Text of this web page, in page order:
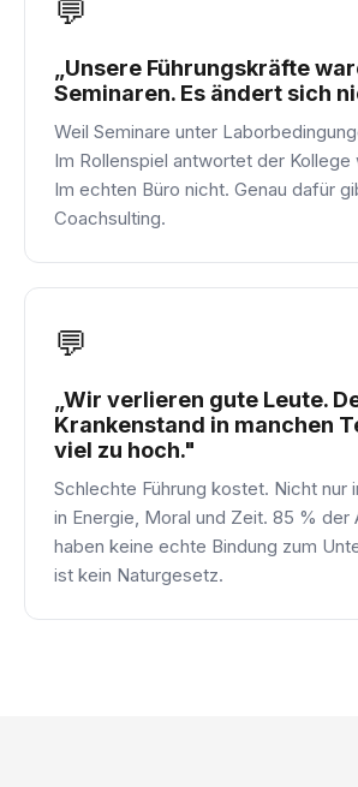
💬
„Unsere Führungskräfte
Seminaren. Es ändert sich
Weil Seminare unter
Im Rollenspiel antwortet der
Im echten Büro nicht. Genau dafür
Coachsulting.
💬
„Wir verlieren gute Leute.
Krankenstand in manchen
viel zu hoch."
Schlechte Führung kostet. Nicht nur
in Energie, Moral und Zeit. 85 % der
haben keine echte Bindung zum
ist kein Naturgesetz.